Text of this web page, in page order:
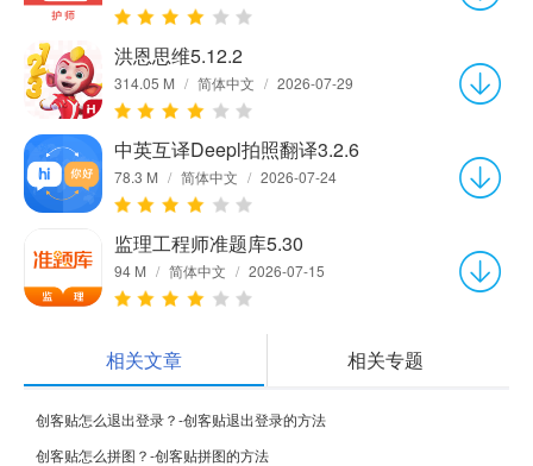
洪恩思维5.12.2
314.05 M / 简体中文 / 2026-07-29
中英互译Deepl拍照翻译3.2.6
78.3 M / 简体中文 / 2026-07-24
监理工程师准题库5.30
94 M / 简体中文 / 2026-07-15
相关文章 相关专题
创客贴怎么退出登录？-创客贴退出登录的方法
创客贴怎么拼图？-创客贴拼图的方法